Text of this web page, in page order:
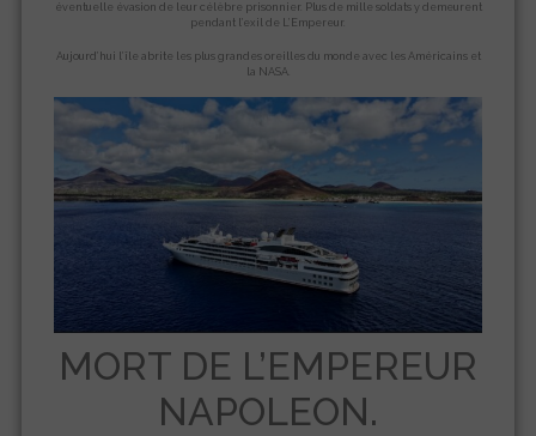
éventuelle évasion de leur célèbre prisonnier. Plus de mille soldats y demeurent
pendant l’exil de L’Empereur.
Aujourd’hui l’île abrite les plus grandes oreilles du monde avec les Américains et
la NASA.
MORT DE L’EMPEREUR
NAPOLEON.